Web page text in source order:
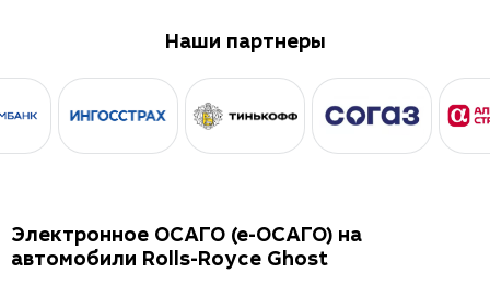
Наши партнеры
Электронное ОСАГО (е-ОСАГО) на
автомобили Rolls-Royce Ghost